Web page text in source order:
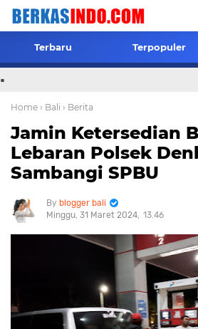
Terbaru Terpopuler
.
Home › Bali › Berita
Jamin Ketersedian
Lebaran Polsek
Sambangi SPBU
blogger bali
Minggu, 31 Maret 2024 13.46